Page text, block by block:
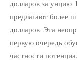
долларов за унцию.
предлагают более
долларов. Эта
первую очередь
частности